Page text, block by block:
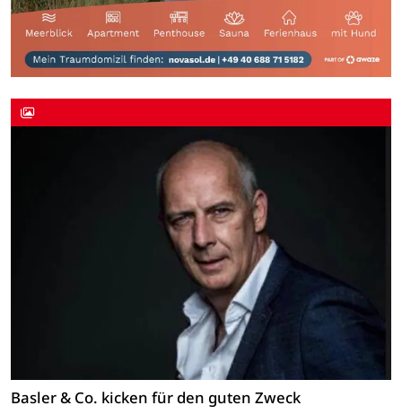
Basler & Co. kicken für den guten Zweck